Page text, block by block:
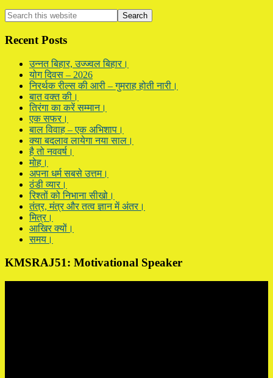
Primary
Sidebar
Search
this
website
Recent Posts
उन्नत बिहार, उज्ज्वल बिहार।
योग दिवस – 2026
निरर्थक रील्स की आरी – गुमराह होती नारी।
बात वक्त की।
तिरंगा का करें सम्मान।
एक सफर।
बाल विवाह – एक अभिशाप।
क्या बदलाव लायेगा नया साल।
है तो नववर्ष।
मोह।
अपना धर्म सबसे उत्तम।
ठंडी व्यार।
रिश्तों को निभाना सीखो।
तंत्र, मंत्र और तत्व ज्ञान में अंतर।
मित्र।
आखिर क्यों।
समय।
KMSRAJ51: Motivational Speaker